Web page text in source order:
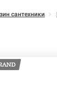
сантехники